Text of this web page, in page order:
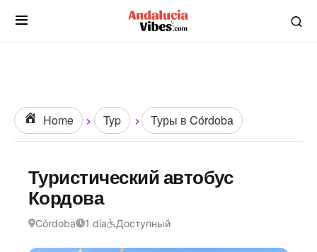
Home Typ Туры в Córdoba
Туристический автобус
Кордова
Córdoba 1 día Доступный